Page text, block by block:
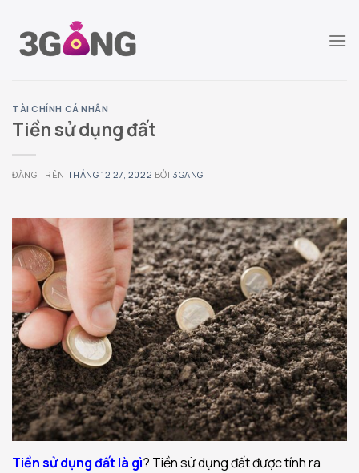
đến
TÀI CHÍNH CÁ NHÂN
Tiền sử dụng đất
ĐĂNG TRÊN THÁNG 12 27, 2022 BỞI 3GANG
Tiền sử dụng đấtlà gì? Tiền sử dụng đất được tính ra